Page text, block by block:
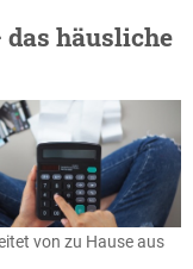
das häusliche
von zu Hause aus